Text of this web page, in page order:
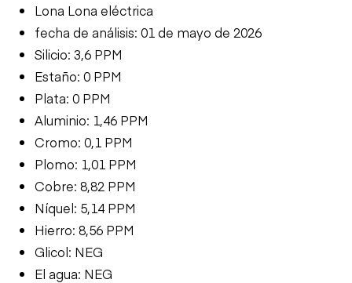
Lona Lona eléctrica
fecha de análisis: 01 de mayo de 2026
Silicio: 3,6 PPM
Estaño: 0 PPM
Plata: 0 PPM
Aluminio: 1,46 PPM
Cromo: 0,1 PPM
Plomo: 1,01 PPM
Cobre: 8,82 PPM
Níquel: 5,14 PPM
Hierro: 8,56 PPM
Glicol: NEG
El agua: NEG